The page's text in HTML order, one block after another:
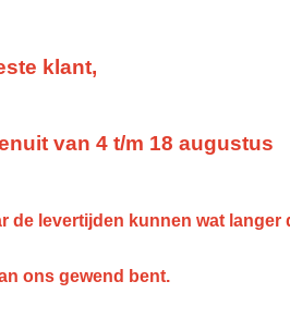
klant,
van 4 t/m 18 augustus
de levertijden kunnen wat langer
ons gewend bent.